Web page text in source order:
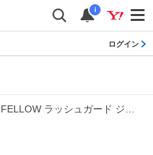
i
ログイン